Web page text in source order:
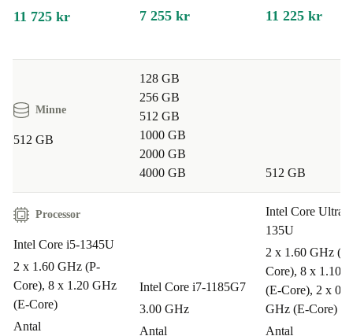
11 725 kr 7 255 kr 11 225 kr
Minne
512 GB
128 GB
256 GB
512 GB
1000 GB
2000 GB
4000 GB
512 GB
Processor
Intel Core i5-1345U
2 x 1.60 GHz (P-
Core), 8 x 1.20 GHz
(E-Core)
Antal
Intel Core i7-1185G7
3.00 GHz
Antal
Intel Core Ultra 5
135U
2 x 1.60 GHz (P-
Core), 8 x 1.10
(E-Core), 2 x
GHz (E-Core)
Antal